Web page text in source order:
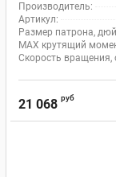
Производитель:
Артикул:
Размер патрона,
MAX крутящий
Скорость вращения,
21 068 руб